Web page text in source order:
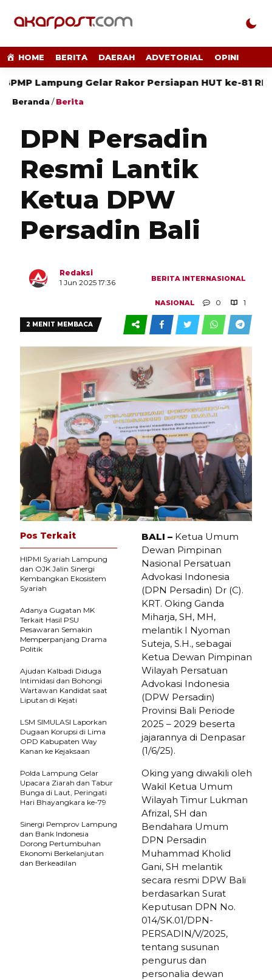
HOME BERITA DAERAH ADVETORIAL OPINI
Gelar Rakor Persiapan HUT ke-81 RI
Beranda /Berita
DPN Persadin
Resmi Lantik
Ketua DPW
Persadin Bali
Redaksi
1 Jun 2025 17:36
BERITA INTERNASIONAL
NASIONAL 0 1
2 MENIT MEMBACA
BALI – Ketua Umum
Dewan Pimpinan
Nasional Persatuan
Advokasi Indonesia
(DPN Persadin) Dr (C).
KRT. Oking Ganda
Miharja, SH, MH,
melantik I Nyoman
Suteja, S.H., sebagai
Ketua Dewan Pimpinan
Wilayah Persatuan
Advokasi Indonesia
(DPW Persadin)
Provinsi Bali Periode
2025 – 2029 beserta
jajarannya di Denpasar
(1/6/25).
Oking yang diwakili oleh
Wakil Ketua Umum
Wilayah Timur Lukman
Afrizal, SH dan
Bendahara Umum
DPN Persadin
Muhammad Kholid
Gani, SH melantik
secara resmi DPW Bali
berdasarkan Surat
Keputusan DPN No.
014/SK.01/DPN-
PERSADIN/V/2025,
tentang susunan
pengurus dan
personalia dewan
Pos Terkait
HIPMI Syariah Lampung
dan OJK Jalin Sinergi
Kembangkan Ekosistem
Syariah
Adanya Gugatan MK
Terkait Hasil PSU
Pesawaran Semakin
Memperpanjang Drama
Politik
Ajudan Kalbadi Diduga
Intimidasi dan Bohongi
Wartawan Kandidat saat
Liputan di Kejati
LSM SIMULASI Laporkan
Dugaan Korupsi di Lima
OPD Kabupaten Way
Kanan ke Kejaksaan
Polda Lampung Gelar
Upacara Ziarah dan Tabur
Bunga di Laut, Peringati
Hari Bhayangkara ke-79
Sinergi Pemprov Lampung
dan Bank Indonesia
Dorong Pertumbuhan
Ekonomi Berkelanjutan
dan Berkeadilan